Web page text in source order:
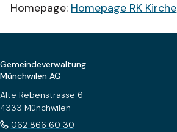
Homepage: Homepage RK Kirche
Gemeindeverwaltung
Münchwilen AG
Alte Rebenstrasse 6
4333 Münchwilen
062 866 60 30